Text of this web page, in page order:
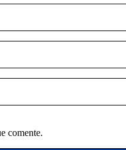
comente.